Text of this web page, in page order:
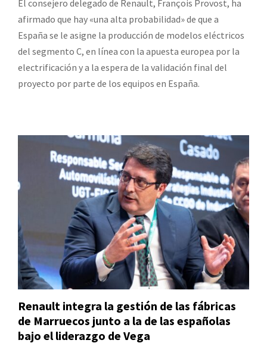
El consejero delegado de Renault, François Provost, ha
afirmado que hay «una alta probabilidad» de que a
España se le asigne la producción de modelos eléctricos
del segmento C, en línea con la apuesta europea por la
electrificación y a la espera de la validación final del
proyecto por parte de los equipos en España.
Renault integra la gestión de las fábricas
de Marruecos junto a la de las españolas
bajo el liderazgo de Vega